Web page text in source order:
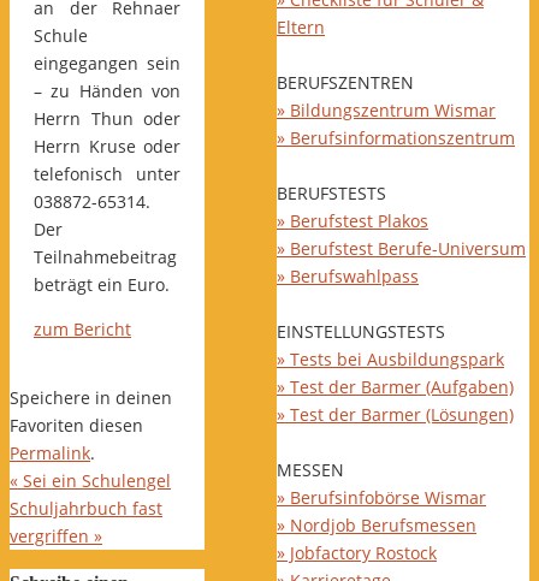
an der Rehnaer
Schule
eingegangen sein
– zu Händen von
Herrn Thun oder
Herrn Kruse oder
telefonisch unter
038872-65314.
Der
Teilnahmebeitrag
beträgt ein Euro.
zum Bericht
Speichere in deinen
Favoriten diesen
Permalink.
« Sei ein Schulengel
Schuljahrbuch fast
vergriffen »
Eltern
BERUFSZENTREN
» Bildungszentrum Wismar
» Berufsinformationszentrum
BERUFSTESTS
» Berufstest Plakos
» Berufstest Berufe-Universum
» Berufswahlpass
EINSTELLUNGSTESTS
» Tests bei Ausbildungspark
» Test der Barmer (Aufgaben)
» Test der Barmer (Lösungen)
MESSEN
» Berufsinfobörse Wismar
» Nordjob Berufsmessen
» Jobfactory Rostock